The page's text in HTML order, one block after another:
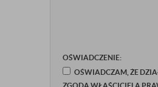
OŚWIADCZENIE:
OŚWIADCZAM, ŻE